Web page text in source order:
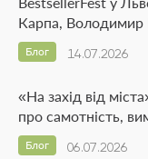
Карпа, Володимир
14.07.2026
Блог
«На захід від
про самотність,
06.07.2026
Блог